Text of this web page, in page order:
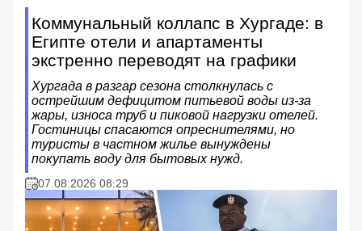
Коммунальный коллапс в Хургаде: в
Египте отели и апартаменты
экстренно переводят на графики
Хургада в разгар сезона столкнулась с
острейшим дефицитом питьевой воды из-за
жары, износа труб и пиковой нагрузки отелей.
Гостиницы спасаются опреснителями, но
туристы в частном жилье вынуждены
покупать воду для бытовых нужд.
07.08.2026 08:29